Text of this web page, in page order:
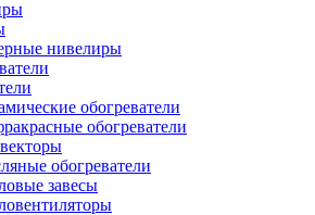
нивелиры
обогреватели
обогреватели
обогреватели
завесы